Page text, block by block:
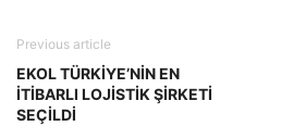
Previous article
EKOL TÜRKİYE’NİN EN
İTİBARLI LOJİSTİK ŞİRKETİ
SEÇİLDİ